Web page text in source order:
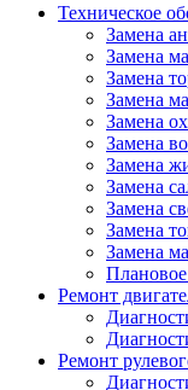
Техническое
Замена
Замена
Замена
Замена
Замена
Замена
Замена
Замена
Замена
Замена
Замена
Ремонт
Ремонт